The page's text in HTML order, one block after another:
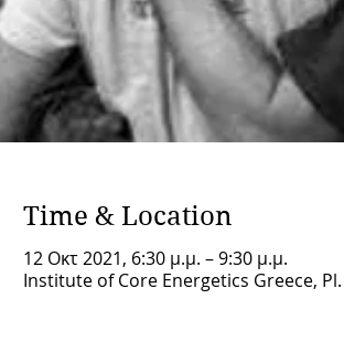
Time & Location
12 Οκτ 2021, 6:30 μ.μ. – 9:30 μ.μ.
Institute of Core Energetics Greece,